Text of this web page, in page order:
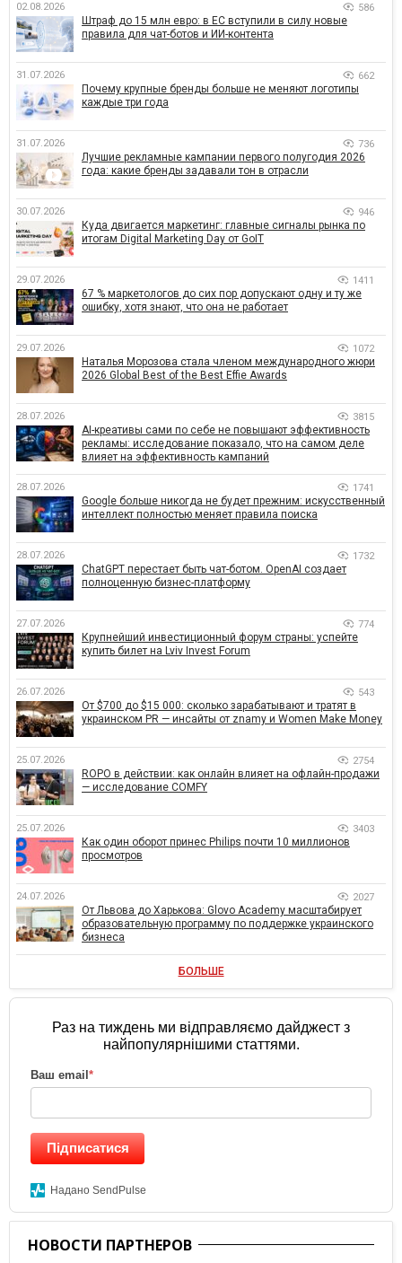
02.08.2026 586
Штраф до 15 млн евро: в ЕС вступили в силу новые
правила для чат-ботов и ИИ-контента
31.07.2026 662
Почему крупные бренды больше не меняют логотипы
каждые три года
31.07.2026 736
Лучшие рекламные кампании первого полугодия 2026
года: какие бренды задавали тон в отрасли
30.07.2026 946
Куда двигается маркетинг: главные сигналы рынка по
итогам Digital Marketing Day от GoIT
29.07.2026 1411
67 % маркетологов до сих пор допускают одну и ту же
ошибку, хотя знают, что она не работает
29.07.2026 1072
Наталья Морозова стала членом международного жюри
2026 Global Best of the Best Effie Awards
28.07.2026 3815
AI-креативы сами по себе не повышают эффективность
рекламы: исследование показало, что на самом деле
влияет на эффективность кампаний
28.07.2026 1741
Google больше никогда не будет прежним: искусственный
интеллект полностью меняет правила поиска
28.07.2026 1732
ChatGPT перестает быть чат-ботом. OpenAI создает
полноценную бизнес-платформу
27.07.2026 774
Крупнейший инвестиционный форум страны: успейте
купить билет на Lviv Invest Forum
26.07.2026 543
От $700 до $15 000: сколько зарабатывают и тратят в
украинском PR — инсайты от znamy и Women Make Money
25.07.2026 2754
ROPO в действии: как онлайн влияет на офлайн-продажи
— исследование COMFY
25.07.2026 3403
Как один оборот принес Philips почти 10 миллионов
просмотров
24.07.2026 2027
От Львова до Харькова: Glovo Academy масштабирует
образовательную программу по поддержке украинского
бизнеса
БОЛЬШЕ
Раз на тиждень ми відправляємо дайджест з
найпопулярнішими статтями.
Ваш email *
Підписатися
Надано SendPulse
НОВОСТИ ПАРТНЕРОВ